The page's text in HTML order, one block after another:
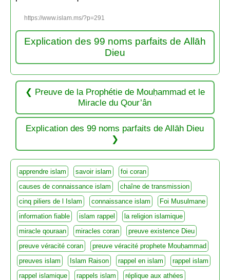
https://www.islam.ms/?p=291
Explication des 99 noms parfaits de Allāh
Dieu
Preuve de la Prophétie de Mouḥammad et le
Miracle du Qour’ân
Explication des 99 noms parfaits de Allāh Dieu
apprendre islam savoir islam
foi coran
causes de connaissance islam
chaîne de transmission
cinq piliers de l Islam
connaissance islam
Foi Musulmane
information fiable
islam rappel
la religion islamique
miracle qouraan
miracles coran
preuve existence Dieu
preuve véracité coran
preuve véracité prophete Mouḥammad
preuves islam
Islam Raison rappel en islam
rappel islam
rappel islamique
rappels islam
réplique aux athées